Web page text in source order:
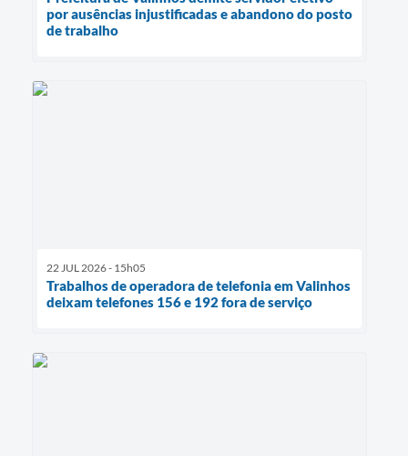
por ausências injustificadas e abandono do posto
de trabalho
22 JUL 2026 - 15h05
Trabalhos de operadora de telefonia em Valinhos
deixam telefones 156 e 192 fora de serviço